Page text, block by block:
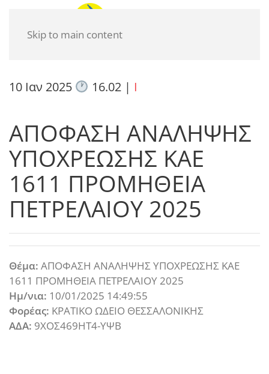
Skip to main content
10 Ιαν 2025 16.02| I
ΑΠΟΦΑΣΗ ΑΝΑΛΗΨΗΣ
ΥΠΟΧΡΕΩΣΗΣ ΚΑΕ
1611 ΠΡΟΜΗΘΕΙΑ
ΠΕΤΡΕΛΑΙΟΥ 2025
Θέμα: ΑΠΟΦΑΣΗ ΑΝΑΛΗΨΗΣ ΥΠΟΧΡΕΩΣΗΣ ΚΑΕ
1611 ΠΡΟΜΗΘΕΙΑ ΠΕΤΡΕΛΑΙΟΥ 2025
Ημ/νια: 10/01/2025 14:49:55
Φορέας: ΚΡΑΤΙΚΟ ΩΔΕΙΟ ΘΕΣΣΑΛΟΝΙΚΗΣ
ΑΔΑ: 9ΧΟΣ469ΗΤ4-ΥΨΒ